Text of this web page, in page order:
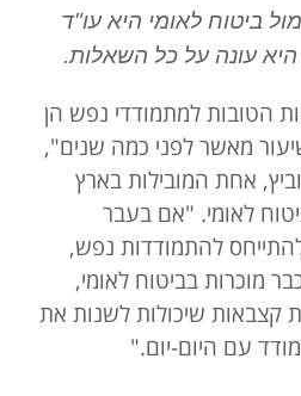
ביטוח לאומי היא עו"ד
היא עונה על כל השאלות.
הטובות למתמודדי נפש הן
מאשר לפני כמה שנים",
אחת המובילות בארץ
לאומי. "אם בעבר
להתמודדות נפש,
מוכרות בביטוח לאומי,
קצבאות שיכולות לשנות את
עם היום-יום."